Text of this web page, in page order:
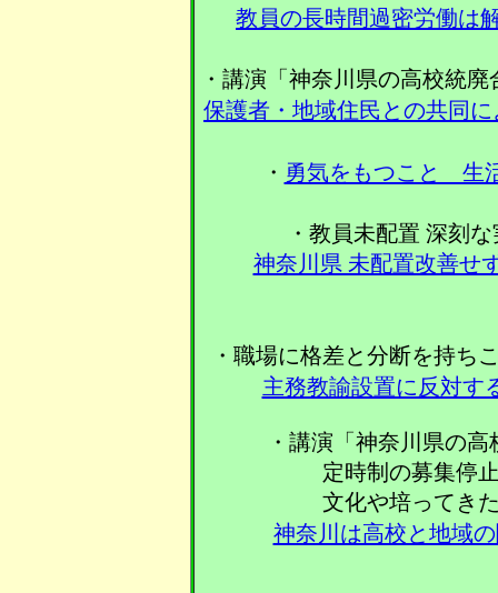
教員の長時間過密労働は
・講演「神奈川県の高校統
保護者・地域住民との共同
・ 勇気をもつこと 生
・教員未配置 深
神奈川県 未配置改善
・職場に格差と分断を持ち
主務教諭設置に反対す
・講演「神奈川県の
定時制の募集停
文化や培ってき
神奈川は高校と地域